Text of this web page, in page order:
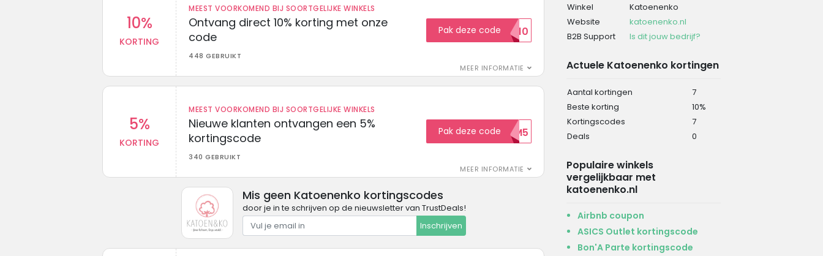
10%
KORTING
MEEST VOORKOMEND BIJ SOORTGELIJKE WINKELS
Ontvang direct 10% korting met onze
code
448 GEBRUIKT
MEER INFORMATIE
Pak deze codeEXTRA10
5%
KORTING
MEEST VOORKOMEND BIJ SOORTGELIJKE WINKELS
Nieuwe klanten ontvangen een 5%
kortingscode
340 GEBRUIKT
MEER INFORMATIE
Pak deze codeWELKOM5
Mis geen Katoenenko kortingscodes
door je in te schrijven op de nieuwsletter van TrustDeals!
Inschrijven
Winkel
Katoenenko
Website
katoenenko.nl
B2B Support
Is dit jouw bedrijf?
Actuele Katoenenko kortingen
Aantal kortingen
7
Beste korting
10%
Kortingscodes
7
Deals
0
Populaire winkels
vergelijkbaar met
katoenenko.nl
Airbnb coupon
ASICS Outlet kortingscode
Bon'A Parte kortingscode